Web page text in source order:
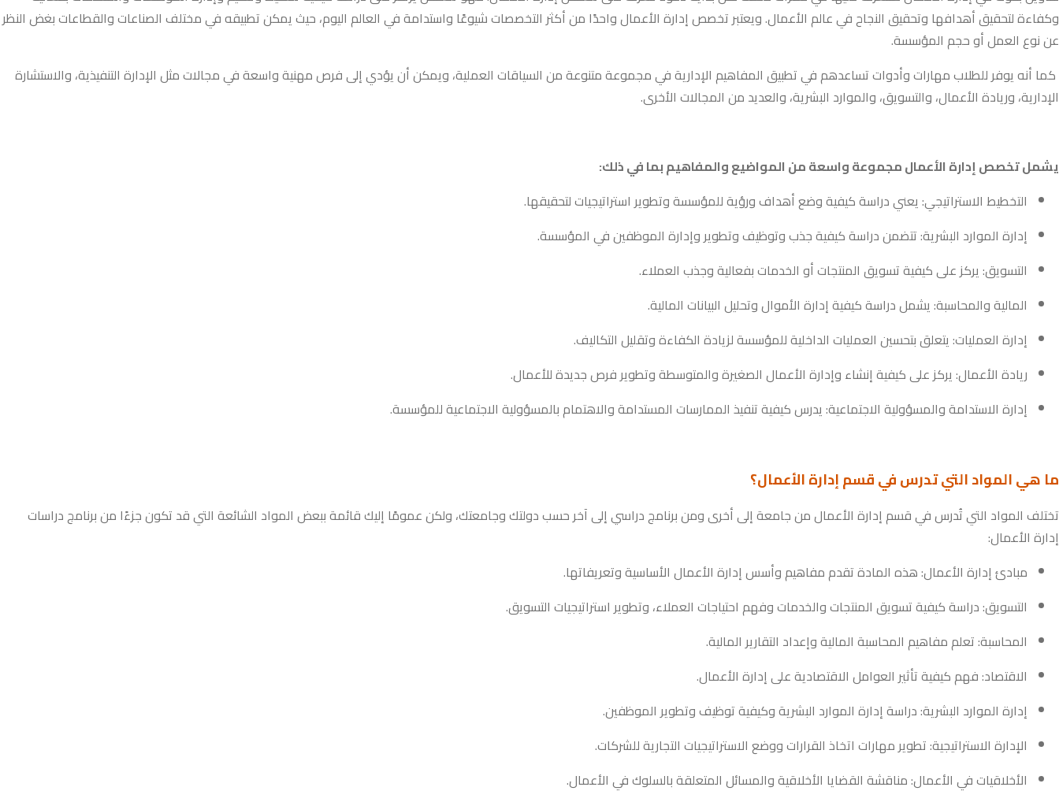
وكفاءة لتحقيق أهدافها وتحقيق النجاح في عالم الأعمال. ويعتبر تخصص إدارة الأعمال واحدًا من أكثر التخصصات شيوعًا واستدامة في العالم اليوم، حيث يمكن تطبيقه في مختلف الصناعات والقطاعات بغض النظر
عن نوع العمل أو حجم المؤسسة.
كما أنه يوفر للطلاب مهارات وأدوات تساعدهم في تطبيق المفاهيم الإدارية في مجموعة متنوعة من السياقات العملية، ويمكن أن يؤدي إلى فرص مهنية واسعة في مجالات مثل الإدارة التنفيذية، والاستشارة
الإدارية، وريادة الأعمال، والتسويق، والموارد البشرية، والعديد من المجالات الأخرى.
يشمل تخصص إدارة الأعمال مجموعة واسعة من المواضيع والمفاهيم بما في ذلك:
التخطيط الاستراتيجي: يعني دراسة كيفية وضع أهداف ورؤية للمؤسسة وتطوير استراتيجيات لتحقيقها.
إدارة الموارد البشرية: تتضمن دراسة كيفية جذب وتوظيف وتطوير وإدارة الموظفين في المؤسسة.
التسويق: يركز على كيفية تسويق المنتجات أو الخدمات بفعالية وجذب العملاء.
المالية والمحاسبة: يشمل دراسة كيفية إدارة الأموال وتحليل البيانات المالية.
إدارة العمليات: يتعلق بتحسين العمليات الداخلية للمؤسسة لزيادة الكفاءة وتقليل التكاليف.
ريادة الأعمال: يركز على كيفية إنشاء وإدارة الأعمال الصغيرة والمتوسطة وتطوير فرص جديدة للأعمال.
إدارة الاستدامة والمسؤولية الاجتماعية: يدرس كيفية تنفيذ الممارسات المستدامة والاهتمام بالمسؤولية الاجتماعية للمؤسسة.
ما هي المواد التي تدرس في قسم إدارة الأعمال؟
تختلف المواد التي تُدرس في قسم إدارة الأعمال من جامعة إلى أخرى ومن برنامج دراسي إلى آخر حسب دولتك وجامعتك، ولكن عمومًا إليك قائمة ببعض المواد الشائعة التي قد تكون جزءًا من برنامج دراسات
إدارة الأعمال:
مبادئ إدارة الأعمال: هذه المادة تقدم مفاهيم وأسس إدارة الأعمال الأساسية وتعريفاتها.
التسويق: دراسة كيفية تسويق المنتجات والخدمات وفهم احتياجات العملاء، وتطوير استراتيجيات التسويق.
المحاسبة: تعلم مفاهيم المحاسبة المالية وإعداد التقارير المالية.
الاقتصاد: فهم كيفية تأثير العوامل الاقتصادية على إدارة الأعمال.
إدارة الموارد البشرية: دراسة إدارة الموارد البشرية وكيفية توظيف وتطوير الموظفين.
الإدارة الاستراتيجية: تطوير مهارات اتخاذ القرارات ووضع الاستراتيجيات التجارية للشركات.
الأخلاقيات في الأعمال: مناقشة القضايا الأخلاقية والمسائل المتعلقة بالسلوك في الأعمال.